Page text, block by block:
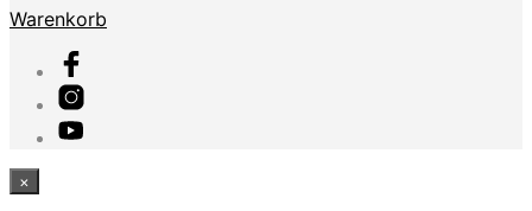
Warenkorb
×